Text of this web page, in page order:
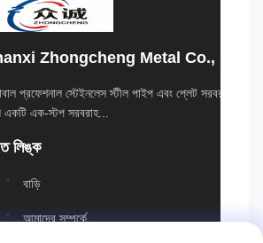
Zhongcheng Metal Co., Ltd.
প্রফেশনাল স্টেইনলেস স্টীল পাইপ এবং প্লেট
এক-স্টপ সরবরাহ...
লিঙ্ক
বাড়ি
আমাদের সম্পর্কে